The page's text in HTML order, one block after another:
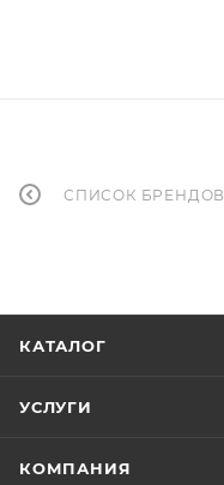
СПИСОК БРЕНДОВ
КАТАЛОГ
УСЛУГИ
КОМПАНИЯ